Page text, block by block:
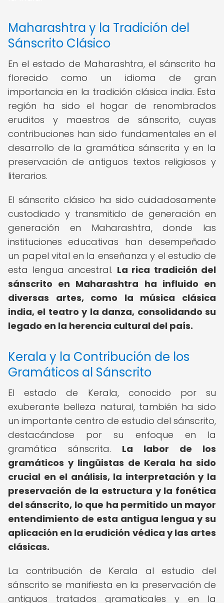
Maharashtra y la Tradición del
Sánscrito Clásico
En el estado de Maharashtra, el sánscrito ha
florecido como un idioma de gran
importancia en la tradición clásica india. Esta
región ha sido el hogar de renombrados
eruditos y maestros de sánscrito, cuyas
contribuciones han sido fundamentales en el
desarrollo de la gramática sánscrita y en la
preservación de antiguos textos religiosos y
literarios.
El sánscrito clásico ha sido cuidadosamente
custodiado y transmitido de generación en
generación en Maharashtra, donde las
instituciones educativas han desempeñado
un papel vital en la enseñanza y el estudio de
esta lengua ancestral. La rica tradición del
sánscrito en Maharashtra ha influido en
diversas artes, como la música clásica
india, el teatro y la danza, consolidando su
legado en la herencia cultural del país.
Kerala y la Contribución de los
Gramáticos al Sánscrito
El estado de Kerala, conocido por su
exuberante belleza natural, también ha sido
un importante centro de estudio del sánscrito,
destacándose por su enfoque en la
gramática sánscrita. La labor de los
gramáticos y lingüistas de Kerala ha sido
crucial en el análisis, la interpretación y la
preservación de la estructura y la fonética
del sánscrito, lo que ha permitido un mayor
entendimiento de esta antigua lengua y su
aplicación en la erudición védica y las artes
clásicas.
La contribución de Kerala al estudio del
sánscrito se manifiesta en la preservación de
antiguos tratados gramaticales y en la